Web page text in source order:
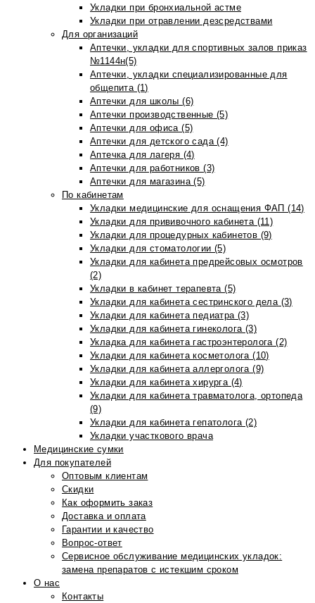
Укладки при бронхиальной астме
Укладки при отравлении дезсредствами
Для организаций
Аптечки, укладки для спортивных залов приказ
№1144н(5)
Аптечки, укладки специализированные для
общепита (1)
Аптечки для школы (6)
Аптечки производственные (5)
Аптечки для офиса (5)
Аптечки для детского сада (4)
Аптечка для лагеря (4)
Аптечки для работников (3)
Аптечки для магазина (5)
По кабинетам
Укладки медицинские для оснащения ФАП (14)
Укладки для прививочного кабинета (11)
Укладки для процедурных кабинетов (9)
Укладки для стоматологии (5)
Укладки для кабинета предрейсовых осмотров
(2)
Укладки в кабинет терапевта (5)
Укладки для кабинета сестринского дела (3)
Укладки для кабинета педиатра (3)
Укладки для кабинета гинеколога (3)
Укладка для кабинета гастроэнтеролога (2)
Укладки для кабинета косметолога (10)
Укладки для кабинета аллерголога (9)
Укладки для кабинета хирурга (4)
Укладки для кабинета травматолога, ортопеда
(9)
Укладки для кабинета гепатолога (2)
Укладки участкового врача
Медицинские сумки
Для покупателей
Оптовым клиентам
Скидки
Как оформить заказ
Доставка и оплата
Гарантии и качество
Вопрос-ответ
Сервисное обслуживание медицинских укладок:
замена препаратов с истекшим сроком
О нас
Контакты